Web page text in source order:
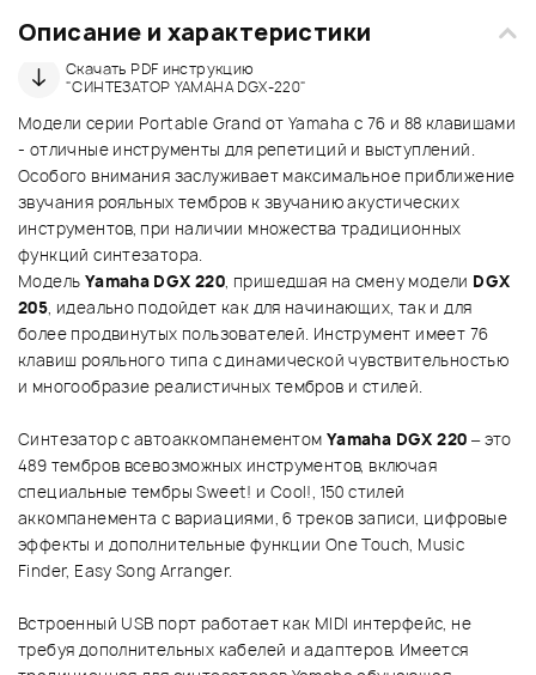
Описание и характеристики
Скачать PDF инструкцию
"СИНТЕЗАТОР YAMAHA DGX-220"
Модели серии Portable Grand от Yamaha с 76 и 88 клавишами
- отличные инструменты для репетиций и выступлений.
Особого внимания заслуживает максимальное приближение
звучания рояльных тембров к звучанию акустических
инструментов, при наличии множества традиционных
функций синтезатора.
Модель Yamaha DGX 220, пришедшая на смену модели DGX
205, идеально подойдет как для начинающих, так и для
более продвинутых пользователей. Инструмент имеет 76
клавиш рояльного типа с динамической чувствительностью
и многообразие реалистичных тембров и стилей.
Синтезатор с автоаккомпанементом Yamaha DGX 220 – это
489 тембров всевозможных инструментов, включая
специальные тембры Sweet! и Cool!, 150 стилей
аккомпанемента с вариациями, 6 треков записи, цифровые
эффекты и дополнительные функции One Touch, Music
Finder, Easy Song Arranger.
Встроенный USB порт работает как MIDI интерфейс, не
требуя дополнительных кабелей и адаптеров. Имеется